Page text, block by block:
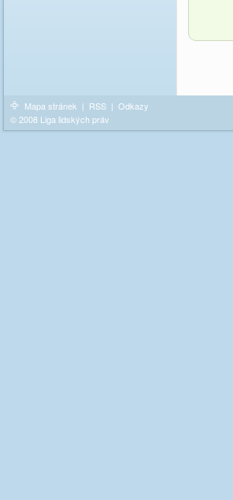
Mapa stránek | RSS | Odkazy
© 2008 Liga lidských práv